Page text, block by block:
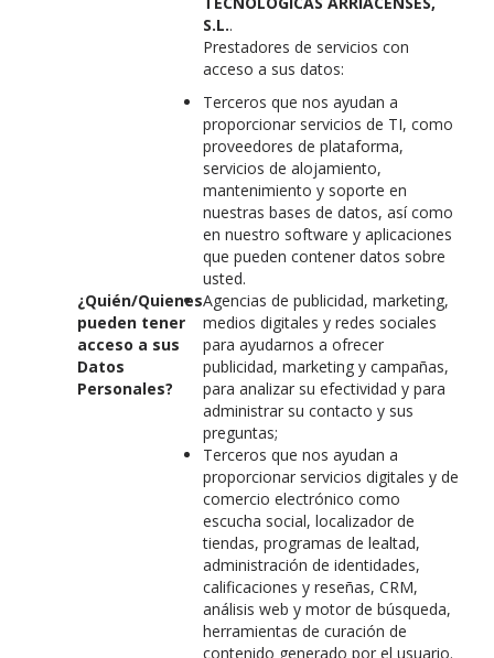
S.L..
¿Quién/Quienes
pueden tener
acceso a sus
Datos
Personales?
Prestadores de servicios con
acceso a sus datos:
Terceros que nos ayudan a
proporcionar servicios de TI, como
proveedores de plataforma,
servicios de alojamiento,
mantenimiento y soporte en
nuestras bases de datos, así como
en nuestro software y aplicaciones
que pueden contener datos sobre
usted.
Agencias de publicidad, marketing,
medios digitales y redes sociales
para ayudarnos a ofrecer
publicidad, marketing y campañas,
para analizar su efectividad y para
administrar su contacto y sus
preguntas;
Terceros que nos ayudan a
proporcionar servicios digitales y de
comercio electrónico como
escucha social, localizador de
tiendas, programas de lealtad,
administración de identidades,
calificaciones y reseñas, CRM,
análisis web y motor de búsqueda,
herramientas de curación de
contenido generado por el usuario.